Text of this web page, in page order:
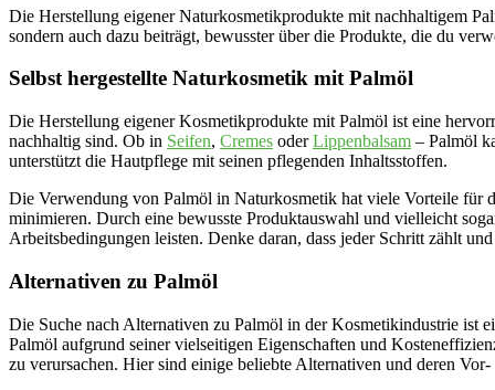
Die Herstellung eigener Naturkosmetikprodukte mit nachhaltigem
sondern auch dazu beiträgt, bewusster über die Produkte, die du
Selbst hergestellte Naturkosmetik mit Palmöl
Die Herstellung eigener Kosmetikprodukte mit Palmöl ist eine
nachhaltig sind. Ob in Seifen, Cremes oderLippenbalsam – Palmöl
unterstützt die Hautpflege mit seinen pflegenden Inhaltsstoffen.
Die Verwendung von Palmöl in Naturkosmetik hat viele Vorteile für
minimieren. Durch eine bewusste Produktauswahl und vielleicht
Arbeitsbedingungen leisten. Denke daran, dass jeder Schritt zählt
Alternativen zu Palmöl
Die Suche nach Alternativen zu Palmöl in der Kosmetikindustrie ist
Palmöl aufgrund seiner vielseitigen Eigenschaften und
zu verursachen. Hier sind einige beliebte Alternativen und deren